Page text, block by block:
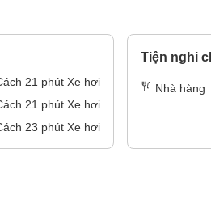
21 phút Xe hơi
21 phút Xe hơi
23 phút Xe hơi
Tiện nghi
Nhà hàng